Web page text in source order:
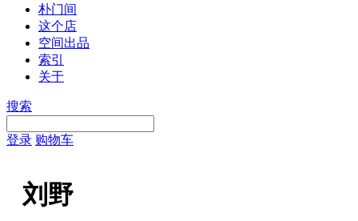
朴门间
这个店
空间出品
索引
关于
搜索
登录 购物车
刘野